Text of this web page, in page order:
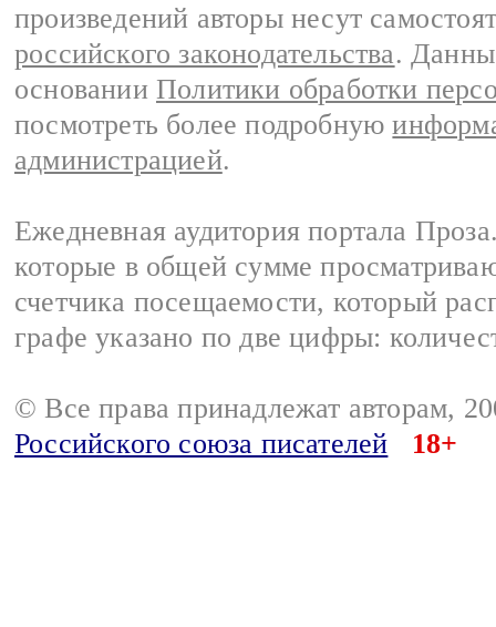
произведений авторы несут
российского законодательства.
основании Политики обработки
посмотреть более подробную
администрацией.
Ежедневная аудитория портала
которые в общей сумме
счетчика посещаемости, который
графе указано по две цифры:
© Все права принадлежат авторам,
Российского союза писателей
18+